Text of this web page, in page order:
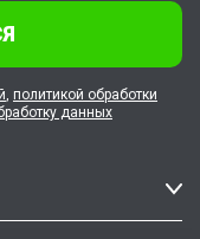
, политикой обработки
данных